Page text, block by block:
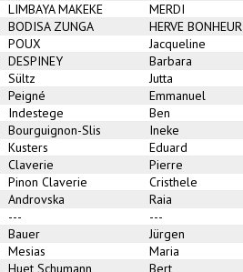
LIMBAYA MAKEKE MERDI
BODISA ZUNGA HERVE BONHEUR
POUX Jacqueline
DESPINEY Barbara
Sültz Jutta
Peigné Emmanuel
Indestege Ben
Bourguignon-Slis Ineke
Kusters Eduard
Claverie Pierre
Pinon Claverie Cristhele
Androvska Raia
--- ---
Bauer Jürgen
Mesias Maria
Huet Schumann Bert